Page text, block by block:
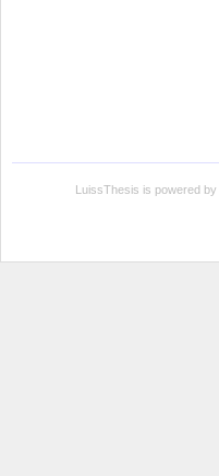
LuissThesis is powered by